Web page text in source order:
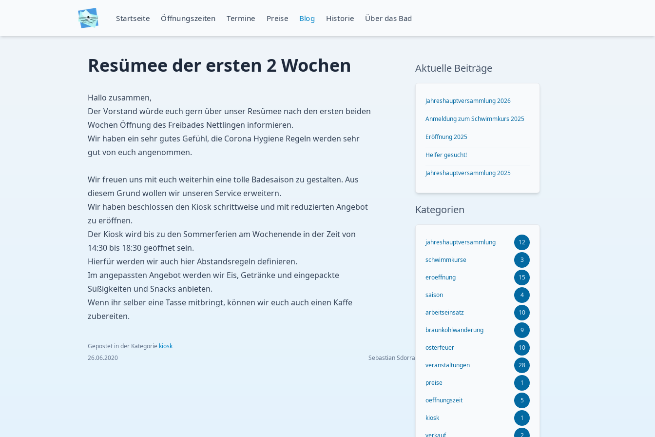
Startseite Öffnungszeiten Termine Preise Blog Historie Über das Bad
Resümee der ersten 2 Wochen
Hallo zusammen,
Der Vorstand würde euch gern über unser Resümee nach den ersten beiden
Wochen Öffnung des Freibades Nettlingen informieren.
Wir haben ein sehr gutes Gefühl, die Corona Hygiene Regeln werden sehr
gut von euch angenommen.
Wir freuen uns mit euch weiterhin eine tolle Badesaison zu gestalten. Aus
diesem Grund wollen wir unseren Service erweitern.
Wir haben beschlossen den Kiosk schrittweise und mit reduzierten Angebot
zu eröffnen.
Der Kiosk wird bis zu den Sommerferien am Wochenende in der Zeit von
14:30 bis 18:30 geöffnet sein.
Hierfür werden wir auch hier Abstandsregeln definieren.
Im angepassten Angebot werden wir Eis, Getränke und eingepackte
Süßigkeiten und Snacks anbieten.
Wenn ihr selber eine Tasse mitbringt, können wir euch auch einen Kaffe
zubereiten.
Gepostet in der Kategorie kiosk
26.06.2020
Sebastian Sdorra
Aktuelle Beiträge
Jahreshauptversammlung 2026
Anmeldung zum Schwimmkurs 2025
Eröffnung 2025
Helfer gesucht!
Jahreshauptversammlung 2025
Kategorien
jahreshauptversammlung 12
schwimmkurse 3
eroeffnung 15
saison 4
arbeitseinsatz 10
braunkohlwanderung 9
osterfeuer 10
veranstaltungen 28
preise 1
oeffnungszeit 5
kiosk 1
verkauf 2